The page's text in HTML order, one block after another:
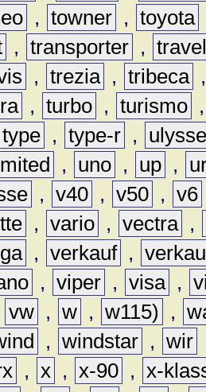
, towner , toyota
, transporter ,
, trezia , tribeca
, turbo , turismo
type , type-r ,
, uno , up ,
, v40 , v50 , v6
, vario , vectra ,
, verkauf ,
, viper , visa ,
vw , w , w115) ,
, windstar , wir
, x , x-90 , x-